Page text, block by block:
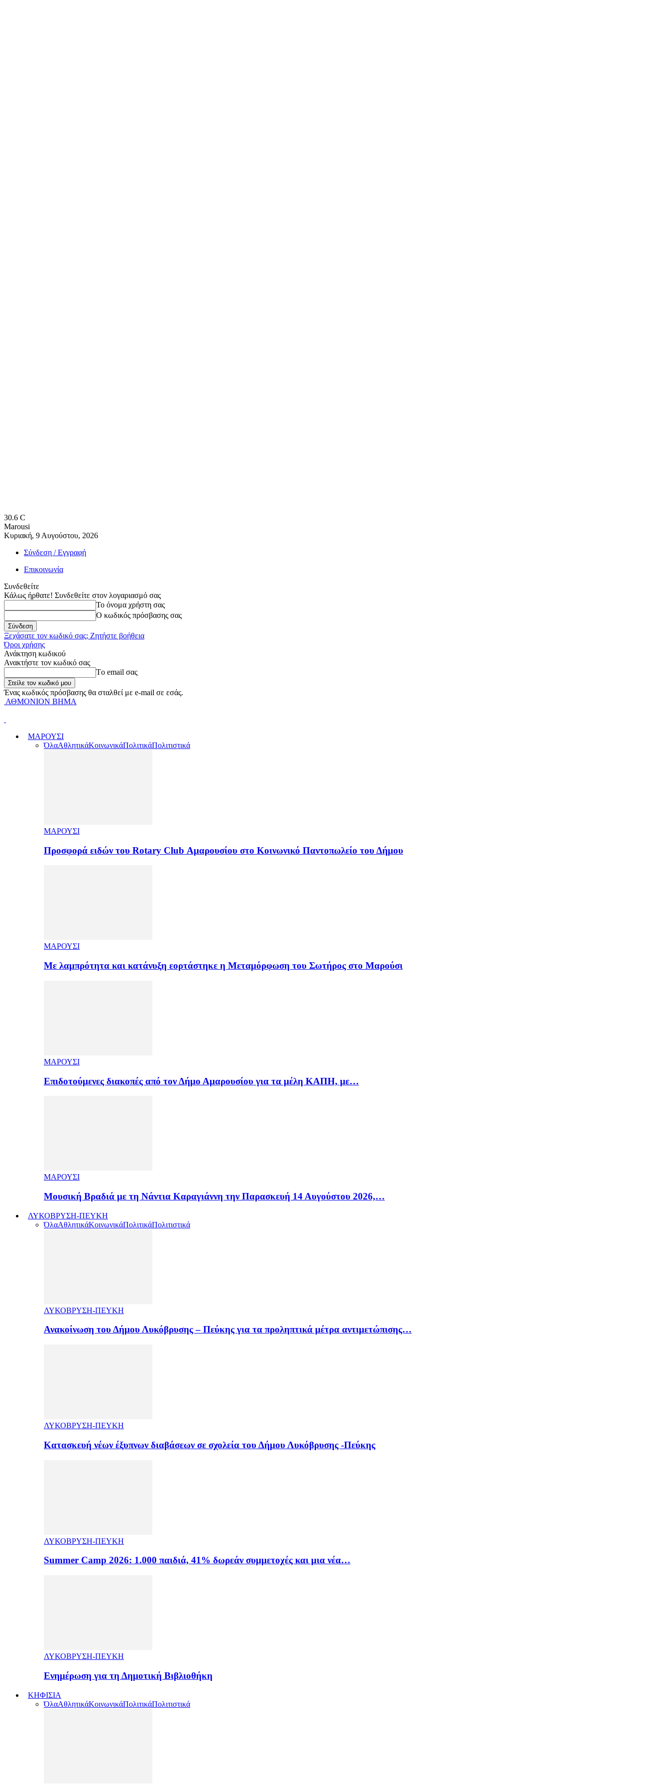
30.6 C
Marousi
Κυριακή, 9 Αυγούστου, 2026
Σύνδεση / Εγγραφή
Επικοινωνία
Συνδεθείτε
Κάλως ήρθατε! Συνδεθείτε στον λογαριασμό σας
Το όνομα χρήστη σας
Ο κωδικός πρόσβασης σας
Ξεχάσατε τον κωδικό σας; Ζητήστε βοήθεια
Όροι χρήσης
Ανάκτηση κωδικού
Ανακτήστε τον κωδικό σας
Tο email σας
Ένας κωδικός πρόσβασης θα σταλθεί με e-mail σε εσάς.
ΑΘΜΟΝΙΟΝ ΒΗΜΑ
ΜΑΡΟΥΣΙ
ΌλαΑθλητικάΚοινωνικάΠολιτικάΠολιτιστικά
ΜΑΡΟΥΣΙ
Προσφορά ειδών του Rotary Club Αμαρουσίου στο Κοινωνικό Παντοπωλείο του Δήμου
ΜΑΡΟΥΣΙ
Με λαμπρότητα και κατάνυξη εορτάστηκε η Μεταμόρφωση του Σωτήρος στο Μαρούσι
ΜΑΡΟΥΣΙ
Επιδοτούμενες διακοπές από τον Δήμο Αμαρουσίου για τα μέλη ΚΑΠΗ, με…
ΜΑΡΟΥΣΙ
Μουσική Βραδιά με τη Νάντια Καραγιάννη την Παρασκευή 14 Αυγούστου 2026,…
ΛΥΚΟΒΡΥΣΗ-ΠΕΥΚΗ
ΌλαΑθλητικάΚοινωνικάΠολιτικάΠολιτιστικά
ΛΥΚΟΒΡΥΣΗ-ΠΕΥΚΗ
Ανακοίνωση του Δήμου Λυκόβρυσης – Πεύκης για τα προληπτικά μέτρα αντιμετώπισης…
ΛΥΚΟΒΡΥΣΗ-ΠΕΥΚΗ
Κατασκευή νέων έξυπνων διαβάσεων σε σχολεία του Δήμου Λυκόβρυσης -Πεύκης
ΛΥΚΟΒΡΥΣΗ-ΠΕΥΚΗ
Summer Camp 2026: 1.000 παιδιά, 41% δωρεάν συμμετοχές και μια νέα…
ΛΥΚΟΒΡΥΣΗ-ΠΕΥΚΗ
Ενημέρωση για τη Δημοτική Βιβλιοθήκη
ΚΗΦΙΣΙΑ
ΌλαΑθλητικάΚοινωνικάΠολιτικάΠολιτιστικά